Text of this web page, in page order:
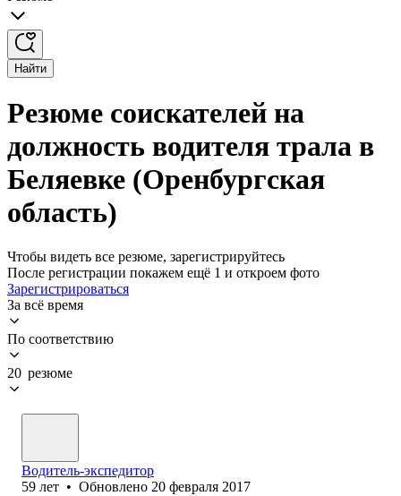
Найти
Резюме соискателей на
должность водителя трала в
Беляевке (Оренбургская
область)
Чтобы видеть все резюме, зарегистрируйтесь
После регистрации покажем ещё 1 и откроем фото
Зарегистрироваться
За всё время
По соответствию
20 резюме
Водитель-экспедитор
59 лет • Обновлено 20 февраля 2017